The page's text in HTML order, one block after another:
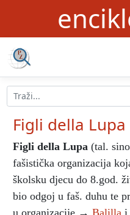
Figli della Lupa
Figli della Lupa (tal.
fašistička organizacija
školsku djecu do 8.god.
bio odgoj u faš. duhu te
u organizacije → Balilla i